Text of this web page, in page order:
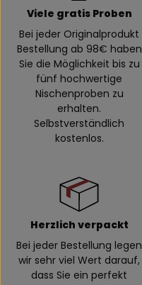
Viele gratis Proben
Bei jeder Originalprodukt
Bestellung ab 98€ haben
Sie die Möglichkeit bis zu
fünf hochwertige
Nischenproben zu
erhalten.
Selbstverständlich
kostenlos.
Herzlich verpackt
Bei jeder Bestellung legen
wir sehr viel Wert darauf,
dass Sie ein perfekt